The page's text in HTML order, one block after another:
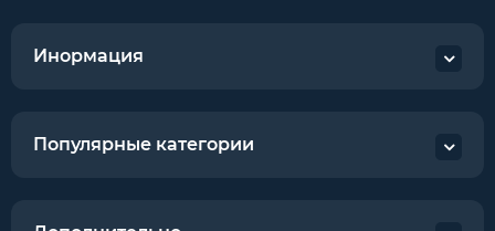
Инормация
Популярные категории